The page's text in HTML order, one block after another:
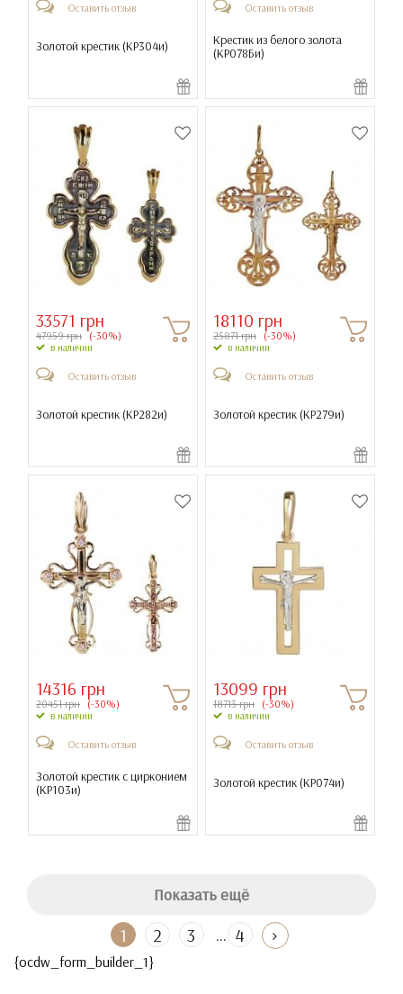
Оставить отзыв
Золотой крестик (КР304и)
Оставить отзыв
Крестик из белого золота
(КР078Би)
33571 грн
47959 грн (-30%)
в наличии
Оставить отзыв
Золотой крестик (КР282и)
18110 грн
25871 грн (-30%)
в наличии
Оставить отзыв
Золотой крестик (КР279и)
14316 грн
20451 грн (-30%)
в наличии
Оставить отзыв
Золотой крестик с цирконием
(КР103и)
13099 грн
18713 грн (-30%)
в наличии
Оставить отзыв
Золотой крестик (КР074и)
Показать ещё
1 2 3 ... 4
{ocdw_form_builder_1}